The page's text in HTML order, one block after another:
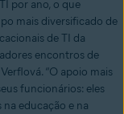
por ano, o que
mais diversificado de
de TI da
encontros de
“O apoio mais
funcionários: eles
educação e na